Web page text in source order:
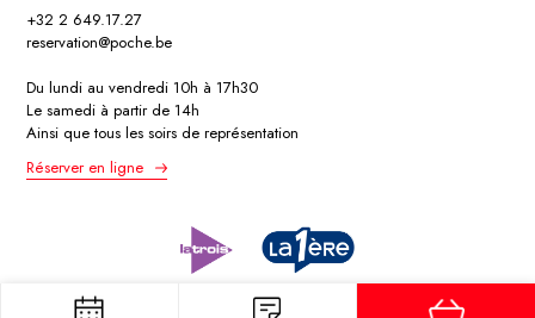
+32 2 649.17.27
reservation@poche.be
Du lundi au vendredi 10h à 17h30
Le samedi à partir de 14h
Ainsi que tous les soirs de représentation
Réserver en ligne